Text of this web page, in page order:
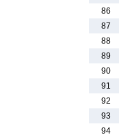
86
87
88
89
90
91
92
93
94